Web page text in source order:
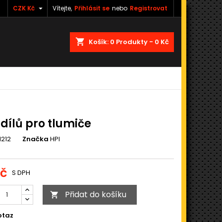
Vítejte, Přihlásit se nebo Registrovat
CZK Kč 
shopping_cart Košík: 0 Produkty - 0 Kč
pro tlumiče
Značka HPI
S DPH
 Přidat do košíku